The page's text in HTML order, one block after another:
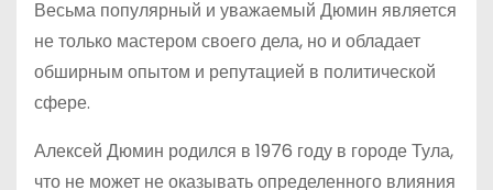
Весьма популярный и уважаемый Дюмин является
не только мастером своего дела, но и обладает
обширным опытом и репутацией в политической
сфере.
Алексей Дюмин родился в 1976 году в городе Тула,
что не может не оказывать определенного влияния